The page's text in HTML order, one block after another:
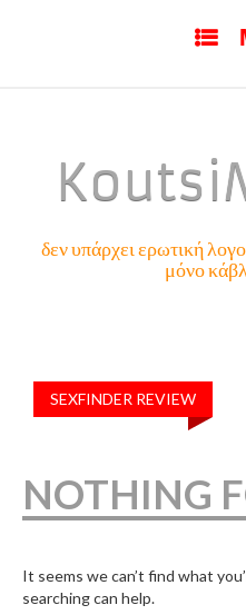
δεν υπάρχει ερωτική
μόνο
SEXFINDER REVIEW
NOTHING
It seems we can’t find what
searching can help.